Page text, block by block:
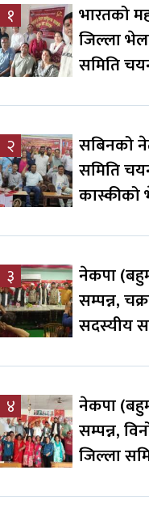
१
भारतको
जिल्ला
समिति
२
सबिनको
समिति
कास्कीको
३
नेकपा
सम्पन्न,
सदस्यीय
४
नेकपा
सम्पन्न,
जिल्ला